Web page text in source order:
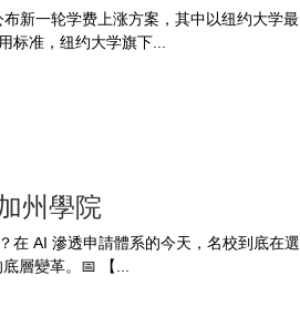
新一轮学费上涨方案，其中以纽约大学最
标准，纽约大学旗下...
州學院
在 AI 滲透申請體系的今天，名校到底在選
層變革。📅 【...